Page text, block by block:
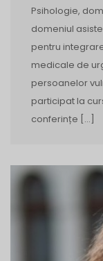
Psihologie,
domeniul
pentru
medicale de
persoanelor
participat la
conferințe […]